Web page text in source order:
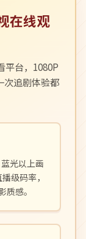
在线观
平台，1080P
次追剧体验都
光以上画
级码率，
感。